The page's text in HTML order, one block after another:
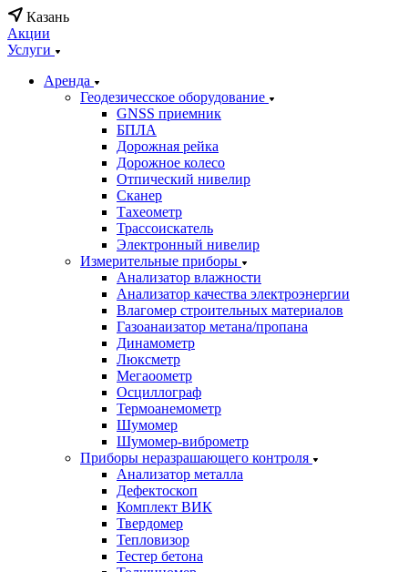
Казань
Акции
Услуги
Аренда
Геодезичесское оборудование
GNSS приемник
БПЛА
Дорожная рейка
Дорожное колесо
Отпический нивелир
Сканер
Тахеометр
Трассоискатель
Электронный нивелир
Измерительные приборы
Анализатор влажности
Анализатор качества электроэнергии
Влагомер строительных материалов
Газоанаизатор метана/пропана
Динамометр
Люксметр
Мегаоометр
Осциллограф
Термоанемометр
Шумомер
Шумомер-виброметр
Приборы неразрашающего контроля
Анализатор металла
Дефектоскоп
Комплект ВИК
Твердомер
Тепловизор
Тестер бетона